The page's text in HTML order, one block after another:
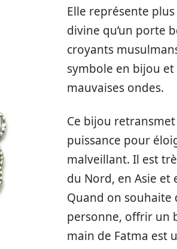
Elle représente
divine qu’un porte
croyants
symbole en bijou
mauvaises ondes.
Ce bijou
puissance pour
malveillant. Il est
du Nord, en Asie et
Quand on souhaite
personne, offrir un
main de Fatma est